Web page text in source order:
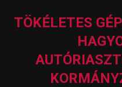
TÖKÉLETES